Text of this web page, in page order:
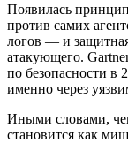
Появилась
против самих
логов — и
атакующего.
по безопасности в
именно через
Иными словами,
становится как